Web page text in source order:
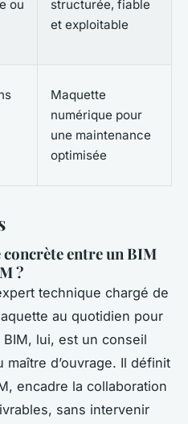
ou
structurée, fiable
et exploitable
Maquette
numérique pour
une maintenance
optimisée
entre un BIM
?
technique chargé de
au quotidien pour
BIM, lui, est un conseil
d’ouvrage. Il définit
encadre la collaboration
sans intervenir